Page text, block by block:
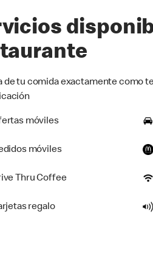
de tu comida exactamente como
móviles
móviles
Thru Coffee
regalo